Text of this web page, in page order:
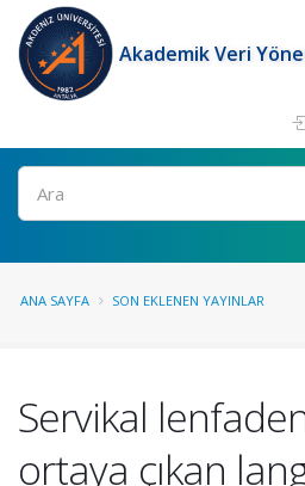
Akademik Veri
Ara
ANA SAYFA SON EKLENEN YAYINLAR
Servikal
ortaya çıkan